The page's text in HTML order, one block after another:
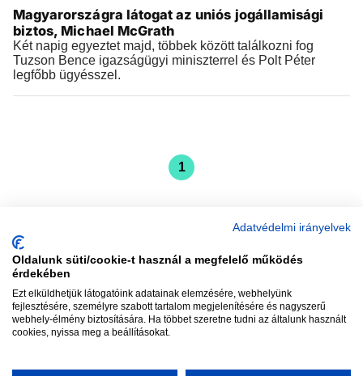
Magyarországra látogat az uniós jogállamisági
biztos, Michael McGrath
Két napig egyeztet majd, többek között találkozni fog
Tuzson Bence igazságügyi miniszterrel és Polt Péter
legfőbb ügyésszel.
1
Szerkesztőség:szerk@vadhajtasok.hu
Modi:moderator@vadhajtasok.hu
AdatvédelemImpresszumSzerzői jogok
Adatvédelmi irányelvek
Oldalunk süti/cookie-t használ a megfelelő működés
érdekében
Ezt elküldhetjük látogatóink adatainak elemzésére, webhelyünk
fejlesztésére, személyre szabott tartalom megjelenítésére és nagyszerű
webhely-élmény biztosítására. Ha többet szeretne tudni az általunk használt
cookies, nyissa meg a beállításokat.